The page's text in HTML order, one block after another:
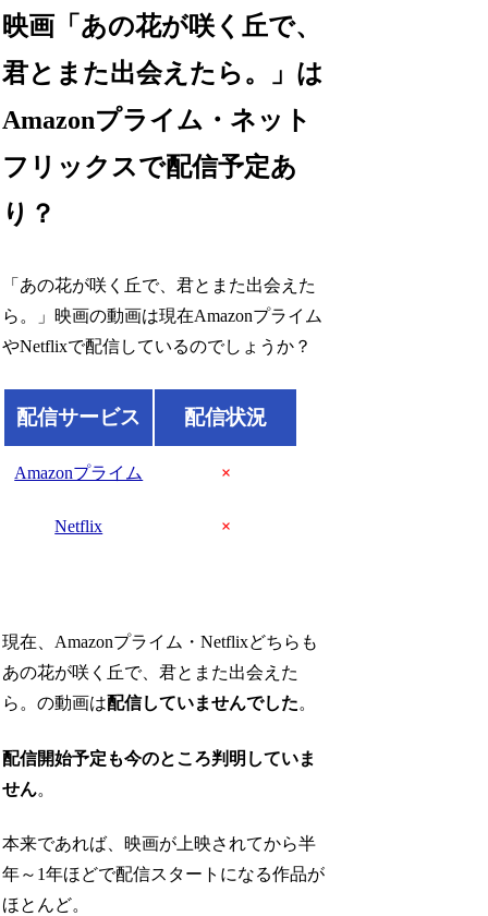
映画「あの花が咲く丘で、
君とまた出会えたら。」は
Amazonプライム・ネット
フリックスで配信予定あ
り？
「あの花が咲く丘で、君とまた出会えた
ら。」映画の動画は現在Amazonプライム
やNetflixで配信しているのでしょうか？
配信サービス 配信状況
Amazonプライム ×
Netflix ×
現在、Amazonプライム・Netflixどちらも
あの花が咲く丘で、君とまた出会えた
ら。の動画は配信していませんでした。
配信開始予定も今のところ判明していま
せん。
本来であれば、映画が上映されてから半
年～1年ほどで配信スタートになる作品が
ほとんど。